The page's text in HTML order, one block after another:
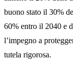
buono stato il 30%
60% entro il 2040 e
l’impegno a
tutela rigorosa.